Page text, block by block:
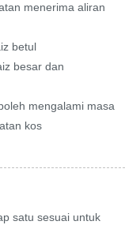
menerima aliran
betul
besar dan
mengalami masa
kos
satu sesuai untuk